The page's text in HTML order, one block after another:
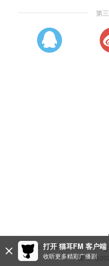
第
建议与反馈
冀ICP备
打开 猫耳FM 客户端
收听更多精彩广播剧